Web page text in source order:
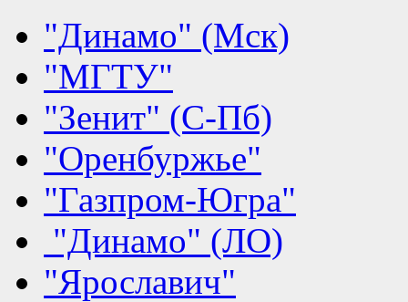
"Динамо" (Мск)
"МГТУ"
"Зенит" (С-Пб)
"Оренбуржье"
"Газпром-Югра"
"Динамо" (ЛО)
"Ярославич"